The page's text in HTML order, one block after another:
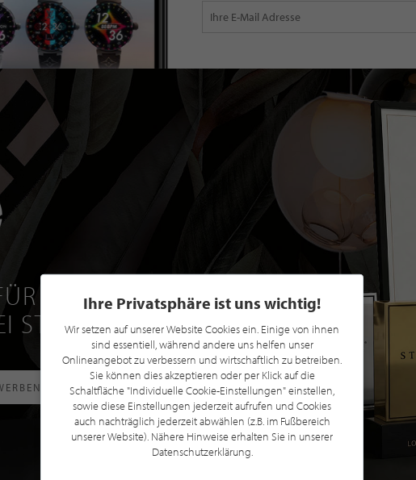
EINE GRATIS
STILPUNKTE®
Ihre Privatsphäre ist uns wichtig!
Wir setzen auf unserer Website Cookies ein. Einige von ihnen
sind essentiell, während andere uns helfen unser
Onlineangebot zu verbessern und wirtschaftlich zu betreiben.
Sie können dies akzeptieren oder per Klick auf die
Schaltfläche "Individuelle Cookie-Einstellungen" einstellen,
sowie diese Einstellungen jederzeit aufrufen und Cookies
auch nachträglich jederzeit abwählen (z.B. im Fußbereich
unserer Website). Nähere Hinweise erhalten Sie in unserer
Datenschutzerklärung.